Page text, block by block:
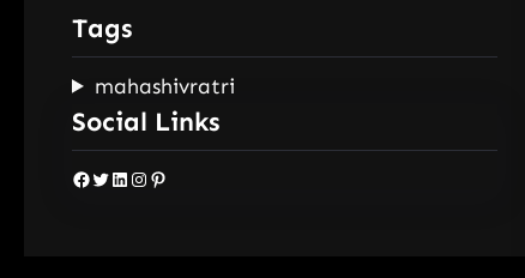
Tags
mahashivratri
Social Links
Facebook Twitter LinkedIn Instagram Pinterest